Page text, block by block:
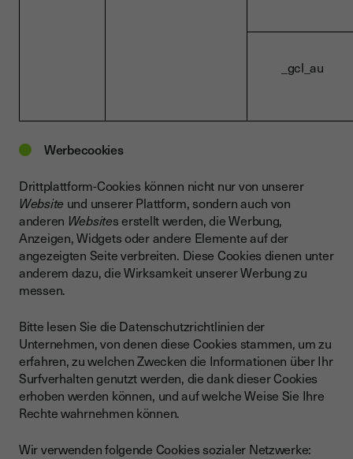
_gcl_au
Werbecookies
Drittplattform-Cookies können nicht nur von unserer
Website und unserer Plattform, sondern auch von
anderen Websites erstellt werden, die Werbung,
Anzeigen, Widgets oder andere Elemente auf der
angezeigten Seite verbreiten. Diese Cookies dienen unter
anderem dazu, die Wirksamkeit unserer Werbung zu
messen.
Bitte lesen Sie die Datenschutzrichtlinien der
Unternehmen, von denen diese Cookies stammen, um zu
erfahren, zu welchen Zwecken die Informationen über Ihr
Surfverhalten genutzt werden, die dank dieser Cookies
erhoben werden können, und auf welche Weise Sie Ihre
Rechte wahrnehmen können.
Wir verwenden folgende Cookies sozialer Netzwerke: